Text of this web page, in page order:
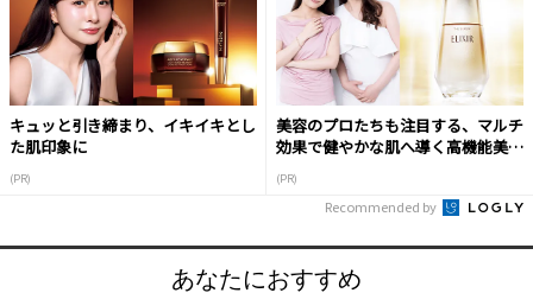
キュッと引き締まり、イキイキとし
た肌印象に
(PR)
美容のプロたちも注目する、マルチ
効果で健やかな肌へ導く高機能美容
(PR)
Recommended by
あなたにおすすめ